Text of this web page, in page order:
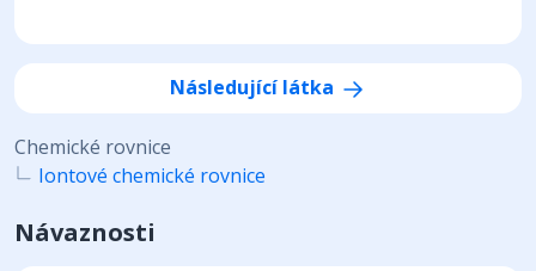
Následující látka
Chemické rovnice
Iontové chemické rovnice
Návaznosti